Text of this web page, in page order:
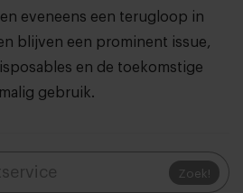
eveneens een terugloop in
blijven een prominent issue,
en de toekomstige
gebruik.
Zoek!